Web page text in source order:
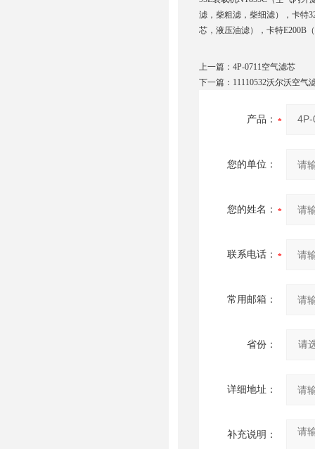
滤，柴粗滤，柴细滤），卡特
芯，液压油滤），卡特E200B
上一篇： 4P-0711空气滤芯
下一篇： 11110532沃尔沃空气
产品：
您的单位：
您的姓名：
联系电话：
常用邮箱：
省份：
详细地址：
补充说明：